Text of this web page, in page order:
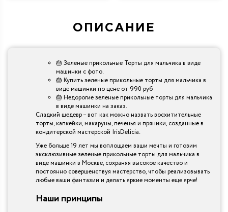
ОПИСАНИЕ
🎂 Зеленые прикольные Торты для мальчика в виде
машинки с фото.
🎂 Купить зеленые прикольные торты для мальчика в
виде машинки по цене от 990 руб
🎂 Недорогие зеленые прикольные торты для мальчика
в виде машинки на заказ.
Сладкий шедевр – вот как можно назвать восхитительные
торты, капкейки, макаруны, печенья и пряники, созданные в
кондитерской мастерской IrisDelicia.
Уже больше 19 лет мы воплощаем ваши мечты и готовим
эксклюзивные зеленые прикольные торты для мальчика в
виде машинки в Москве, сохраняя высокое качество и
постоянно совершенствуя мастерство, чтобы реализовывать
любые ваши фантазии и делать яркие моменты еще ярче!
Наши принципы